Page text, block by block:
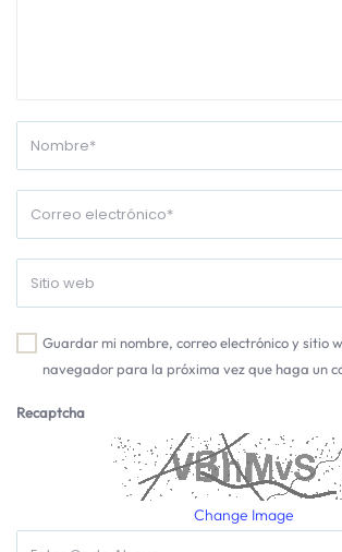
Guardar mi nombre, correo electrónico y sitio
navegador para la próxima vez que haga un
Recaptcha
Change Image